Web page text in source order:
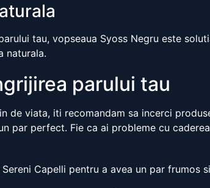
tau, vopseaua Syoss Negru este
naturala.
parului tau
viata, iti recomandam sa incerci
par perfect. Fie ca ai probleme cu
Capelli pentru a avea un par frumos